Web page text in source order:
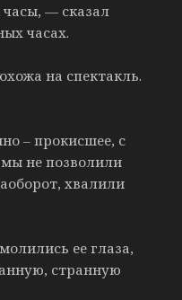
— сказал
часах.
на спектакль.
– прокисшее, с
не позволили
хвалили
ее глаза,
странную